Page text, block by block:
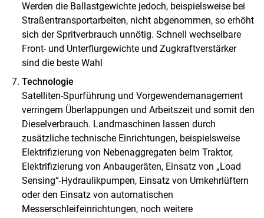
Werden die Ballastgewichte jedoch, beispielsweise bei
Straßentransportarbeiten, nicht abgenommen, so erhöht
sich der Spritverbrauch unnötig. Schnell wechselbare
Front- und Unterflurgewichte und Zugkraftverstärker
sind die beste Wahl
Technologie
Satelliten-Spurführung und Vorgewendemanagement
verringern Überlappungen und Arbeitszeit und somit den
Dieselverbrauch. Landmaschinen lassen durch
zusätzliche technische Einrichtungen, beispielsweise
Elektrifizierung von Nebenaggregaten beim Traktor,
Elektrifizierung von Anbaugeräten, Einsatz von „Load
Sensing“-Hydraulikpumpen, Einsatz von Umkehrlüftern
oder den Einsatz von automatischen
Messerschleifeinrichtungen, noch weitere